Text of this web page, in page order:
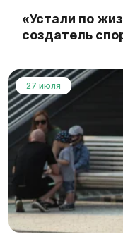
«Устали по
создатель
27 июля